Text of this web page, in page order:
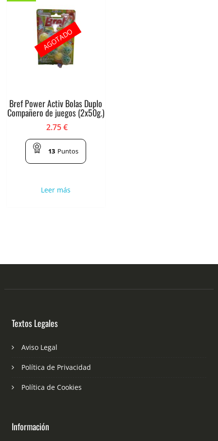
Bref Power Activ Bolas Duplo
Compañero de juegos (2x50g.)
2.75€
13 Puntos
Leer más
AGOTADO
Textos Legales
Aviso Legal
Política de Privacidad
Política de Cookies
Información